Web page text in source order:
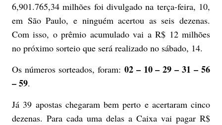
6,901.765,34 milhões foi divulgado na terça-feira, 10,
em São Paulo, e ninguém acertou as seis dezenas.
Com isso, o prêmio acumulado vai a R$ 12 milhões
no próximo sorteio que será realizado no sábado, 14.
Os números sorteados, foram: 02 – 10 – 29 – 31 – 56
– 59.
Já 39 apostas chegaram bem perto e acertaram cinco
dezenas. Para cada uma delas a Caixa vai pagar R$